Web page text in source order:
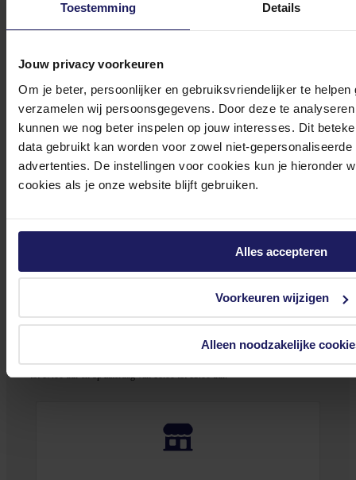
Toestemming Details
Jouw privacy voorkeuren
Om je beter, persoonlijker en gebruiksvriendelijker te
verzamelen wij persoonsgegevens. Door deze te
kunnen we nog beter inspelen op jouw interesses. Dit
data gebruikt kan worden voor zowel niet-
advertenties. De instellingen voor cookies kun je hieronder
cookies als je onze website blijft gebruiken.
Alles accepteren
Voorkeuren wijzigen
Alleen noodzakelijke
In winkel­wagen
Intel Xeon Gold 6448Y Tray - Processor
Socket 4677 - Tot 4.1 GHz - 32-kern - 64 threads - 60 MB cache - Tray
3.689,60
Stel jouw vragen aan onze klantenservice!
Heb je vragen over onze producten, diensten of service? Onze deskundige
Onze klantenservice is via mail bereikbaar van maandag t/m vrijdag van 09.00
tot 17.00 uur en op zaterdag van 10.00 tot 15.00 uur.